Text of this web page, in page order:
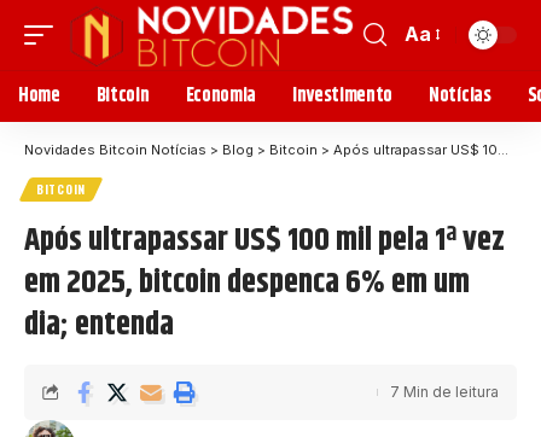
Aa
Home Bitcoin Economia Investimento Notícias
Novidades Bitcoin Notícias > Blog > Bitcoin > Após ultrapassar US$ 100 mil pela 1ª vez em 2025, bitcoin despenca 6% em um dia; entenda
BITCOIN
Após ultrapassar US$ 100 mil pela 1ª vez
em 2025, bitcoin despenca 6% em um
dia; entenda
7 Min de leitura